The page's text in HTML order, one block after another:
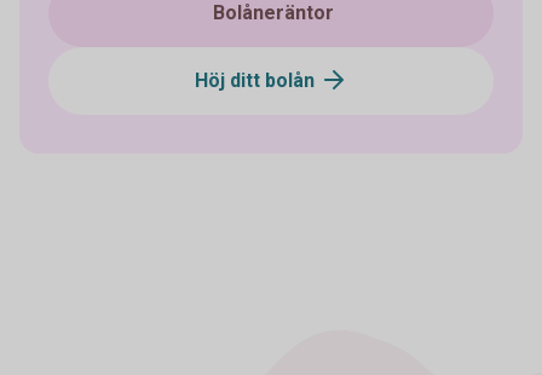
Bolåneräntor
Höj ditt bolån